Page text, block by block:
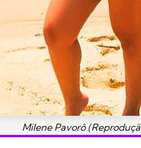
Milene Pavorô